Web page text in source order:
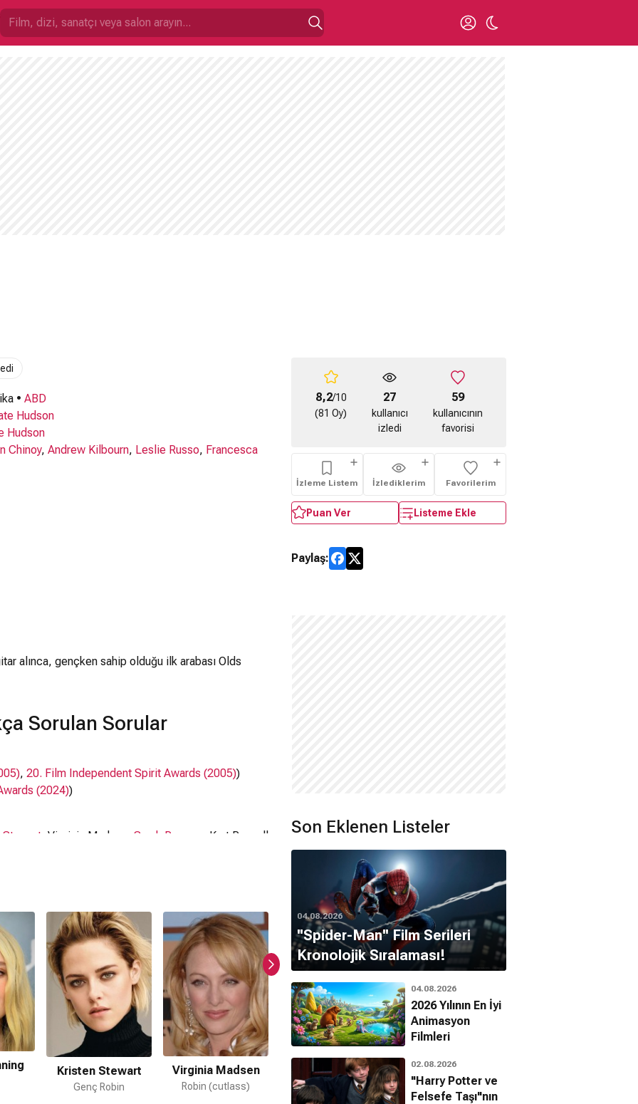
• ABD
Hudson
Hudson
Chinoy, Andrew Kilbourn, Leslie Russo, Francesca
8,2/10
(81 Oy)
27
kullanıcı
izledi
59
kullanıcının
favorisi
İzleme Listem İzlediklerim Favorilerim
Puan Ver Listeme Ekle
Paylaş:
alınca, gençken sahip olduğu ilk arabası Olds
Sorulan Sorular
, 20. Film Independent Spirit Awards (2005))
(2024))
Stewart , Virginia Madsen, Sarah Roemer , Kurt Russell
Kristen Stewart
Genç Robin
Virginia Madsen
Robin (cutlass)
Sarah Roemer
Eve (cutlass)
Kurt Russell
Dad
Son Eklenen Listeler
04.08.2026
''Spider-Man'' Film Serileri
Kronolojik Sıralaması!
04.08.2026
2026 Yılının En İyi
Animasyon
Filmleri
02.08.2026
"Harry Potter ve
Felsefe Taşı"nın